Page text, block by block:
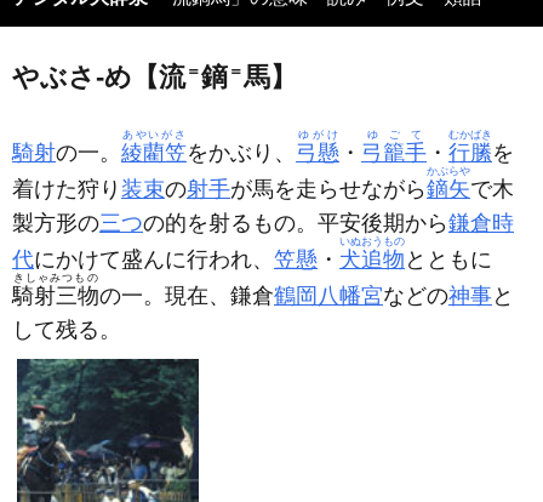
やぶさ‐め【流 ＝鏑 ＝馬】
騎射の一。 綾藺笠
あやいがさ
をかぶり、 弓懸
ゆがけ
・ 弓籠手
ゆごて
・ 行縢
むかばき
を
着けた狩り 装束の射手が馬を走らせながら鏑矢
かぶらや
で木
製方形の三つの的を射るもの。平安後期から鎌倉時
代にかけて盛んに行われ、 笠懸 ・ 犬追物
いぬおうもの
とともに
騎射三物
きしゃみつもの
の一。現在、鎌倉鶴岡八幡宮などの神事と
して残る。